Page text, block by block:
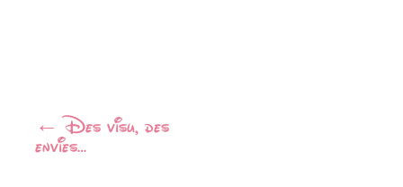
Navigation
Article
← Des visu, des
envies…